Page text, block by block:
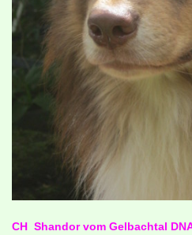
CH Shandor vom Gelbachtal